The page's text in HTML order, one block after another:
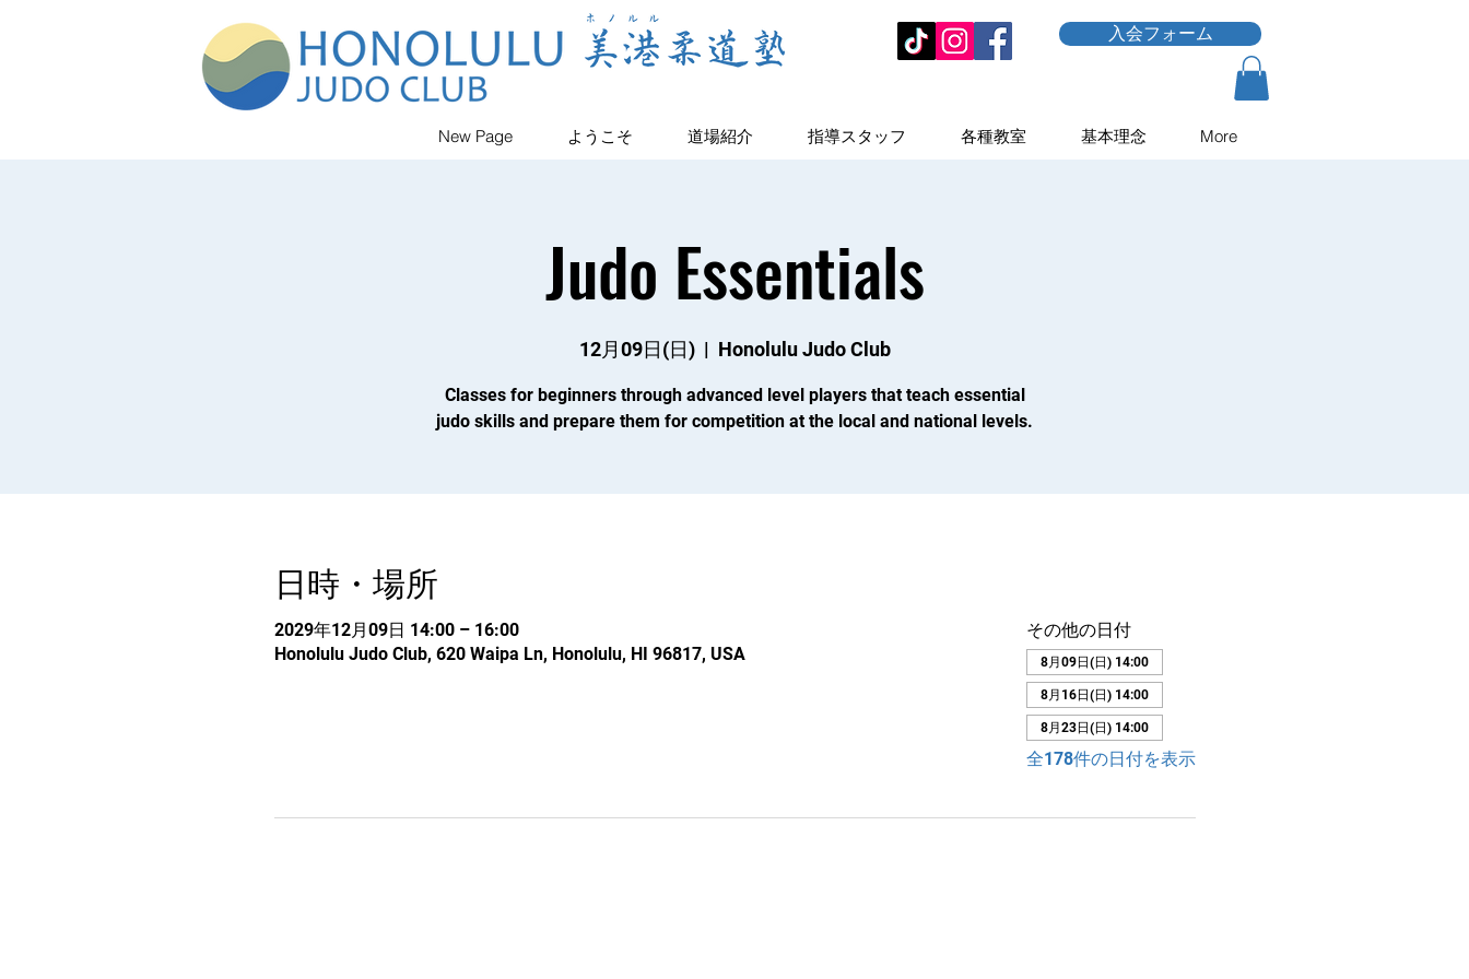
New Page ようこそ 道場紹介 指導スタッフ 各種教室 基本理念 More
入会フォーム
Judo Essentials
12月09日(日)
  |
Honolulu Judo Club
Classes for beginners through advanced level players that teach essential
judo skills and prepare them for competition at the local and national levels.
日時・場所
2029年12月09日 14:00 – 16:00
Honolulu Judo Club, 620 Waipa Ln, Honolulu, HI 96817, USA
その他の日付
8月09日(日) 14:00
8月16日(日) 14:00
8月23日(日) 14:00
全178件の日付を表示